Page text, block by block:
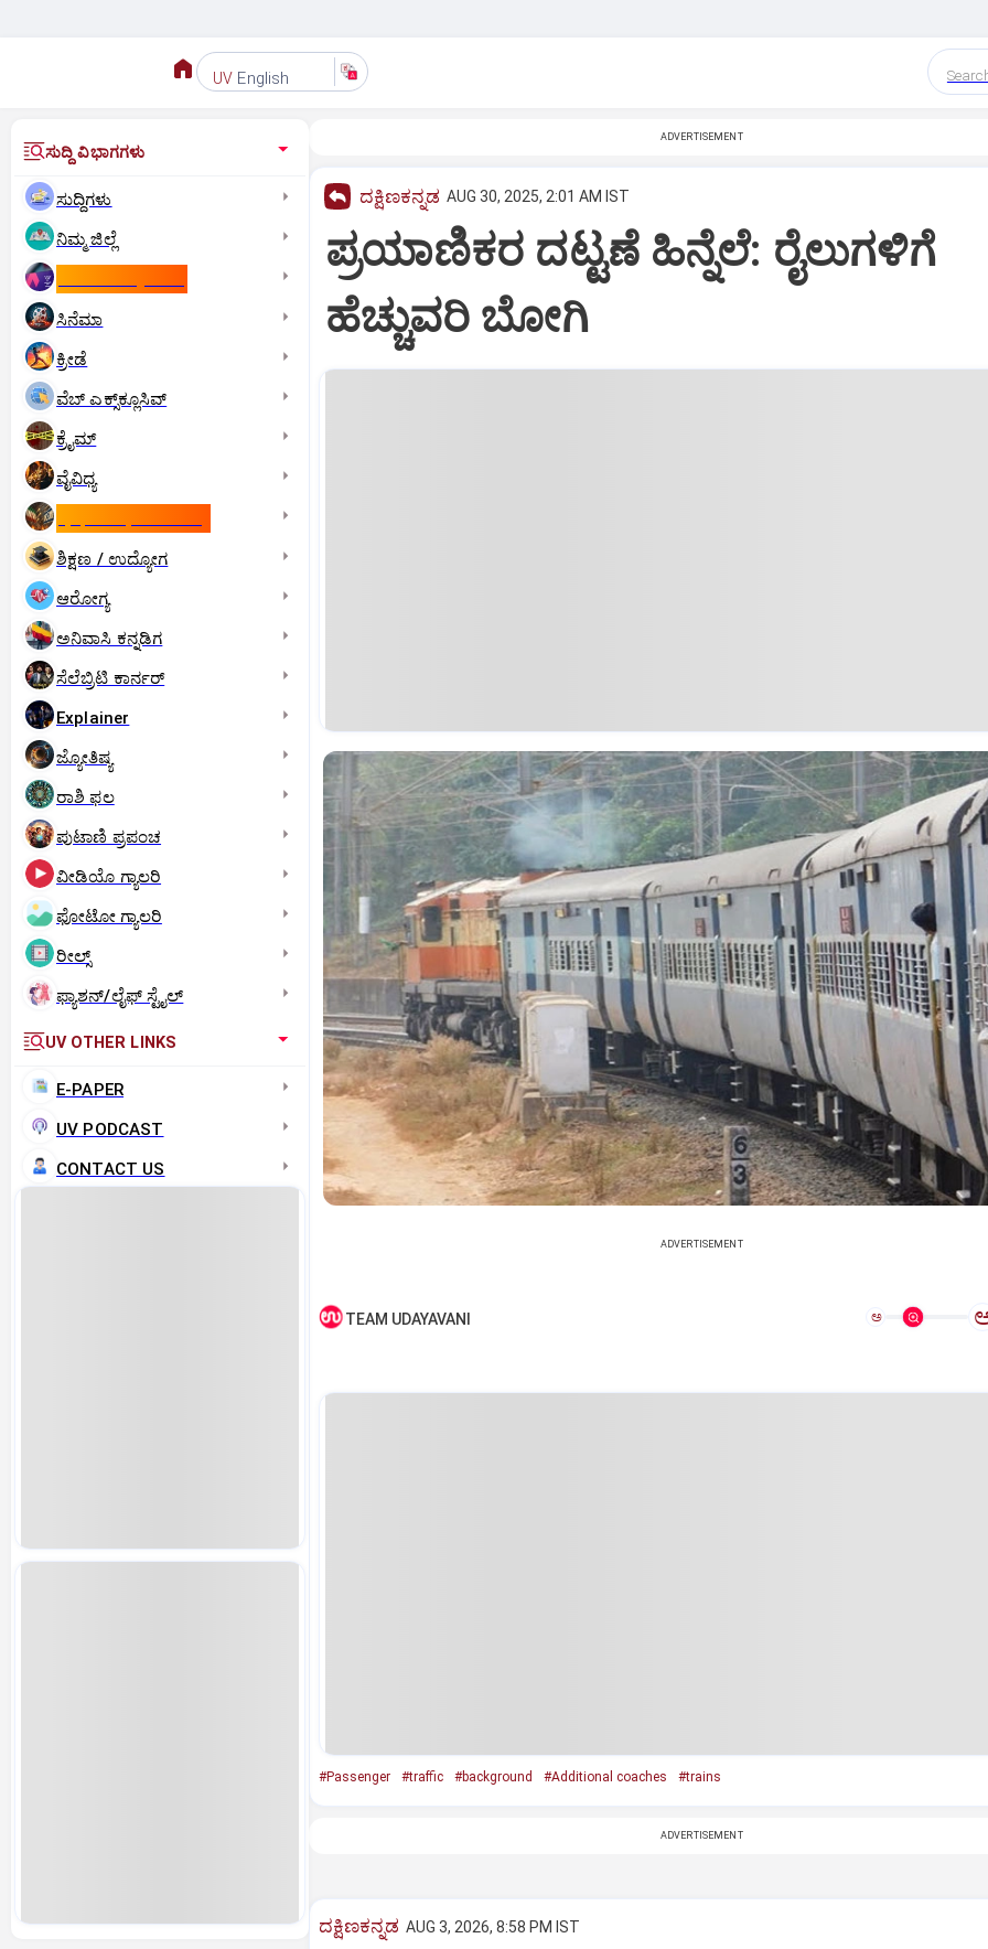
UV English
ಸುದ್ದಿ ವಿಭಾಗಗಳು
ಸುದ್ದಿಗಳು
ನಿಮ್ಮ ಜಿಲ್ಲೆ
ಸಿನೆಮಾ
ಕ್ರೀಡೆ
ವೆಬ್ ಎಕ್ಸ್‌ಕ್ಲೂಸಿವ್
ಕ್ರೈಮ್
ವೈವಿಧ್ಯ
ಶಿಕ್ಷಣ / ಉದ್ಯೋಗ
ಆರೋಗ್ಯ
ಅನಿವಾಸಿ ಕನ್ನಡಿಗ
ಸೆಲೆಬ್ರಿಟಿ ಕಾರ್ನರ್‌
Explainer
ಜ್ಯೋತಿಷ್ಯ
ರಾಶಿ ಫಲ
ಪುಟಾಣಿ ಪ್ರಪಂಚ
ವೀಡಿಯೊ ಗ್ಯಾಲರಿ
ಫೋಟೋ ಗ್ಯಾಲರಿ
ರೀಲ್ಸ್
ಫ್ಯಾಶನ್/ಲೈಫ್‌ ಸ್ಟೈಲ್
UV OTHER LINKS
E-PAPER
UV PODCAST
CONTACT US
ADVERTISEMENT
ದಕ್ಷಿಣಕನ್ನಡ AUG 30, 2025, 2:01 AM IST
ಪ್ರಯಾಣಿಕರ ದಟ್ಟಣೆ ಹಿನ್ನೆಲೆ: ರೈಲುಗಳಿಗೆ
ಹೆಚ್ಚುವರಿ ಬೋಗಿ
ADVERTISEMENT
TEAM UDAYAVANI ಅ
#Passenger #traffic #background #Additional coaches #trains
ADVERTISEMENT
ದಕ್ಷಿಣಕನ್ನಡ AUG 3, 2026, 8:58 PM IST